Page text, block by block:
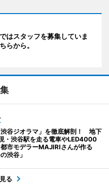
はスタッフを募集していま
らから。
谷ジオラマ」を徹底解剖！ 地下
・渋谷駅を走る電車やLED4000
市モデラーMAJIRIさんが作る
渋谷」
る